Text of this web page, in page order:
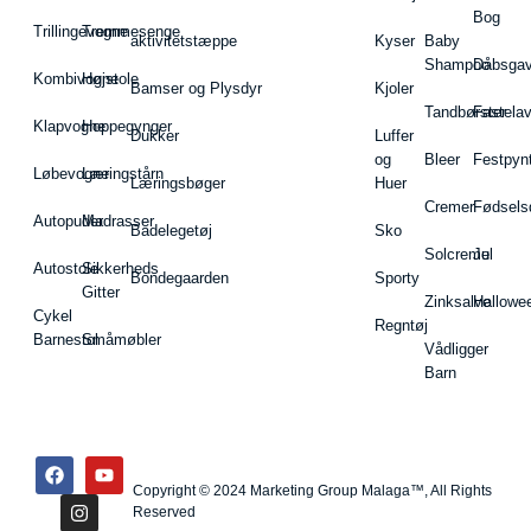
Trillingevogne
Kombivogne
Klapvogne
Løbevogne
Autopuder
Autostole
Cykel
Barnestol
Tremmesenge
Højstole
Hoppegynger
Læringstårn
Madrasser
Sikkerheds
Gitter
Småmøbler
aktivitetstæppe
Bamser og Plysdyr
Dukker
Læringsbøger
Badelegetøj
Bondegaarden
Kyser
Kjoler
Luffer
og
Huer
Sko
Sporty
Regntøj
Baby
Shampoo
Tandbørster
Bleer
Cremer
Solcreme
Zinksalve
Vådligger
Barn
Bog
Jul
Copyright © 2024 Marketing Group Malaga™, All Rights
Reserved